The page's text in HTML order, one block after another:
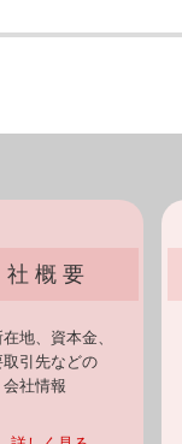
社概要
地、資本金、
取引先などの
会社情報